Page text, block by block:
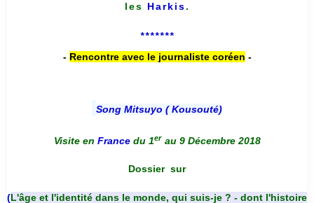
les Harkis.
*******
- Rencontre avec le journaliste coréen -
Song Mitsuyo ( Kousouté)
Visite en France du 1er au 9 Décembre 2018
Dossier sur
(L'âge et l'identité dans le monde, qui suis-je ? - dont l'histoire